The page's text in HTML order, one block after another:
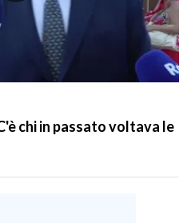
chi in passato voltava le